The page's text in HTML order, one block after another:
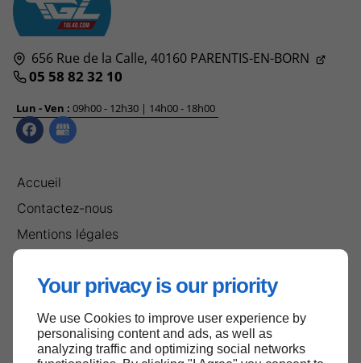
Your privacy is our priority
We use Cookies to improve user experience by
personalising content and ads, as well as
analyzing traffic and optimizing social networks
656 Rue de la Calle, 40160 PARENTIS-EN-BORN
05 58 82 32 10
Lun - Ven : 09h00 - 12h30 | 14h00 - 18h00
Accueil
Contactez-nous
Mentions légales
Haut de page